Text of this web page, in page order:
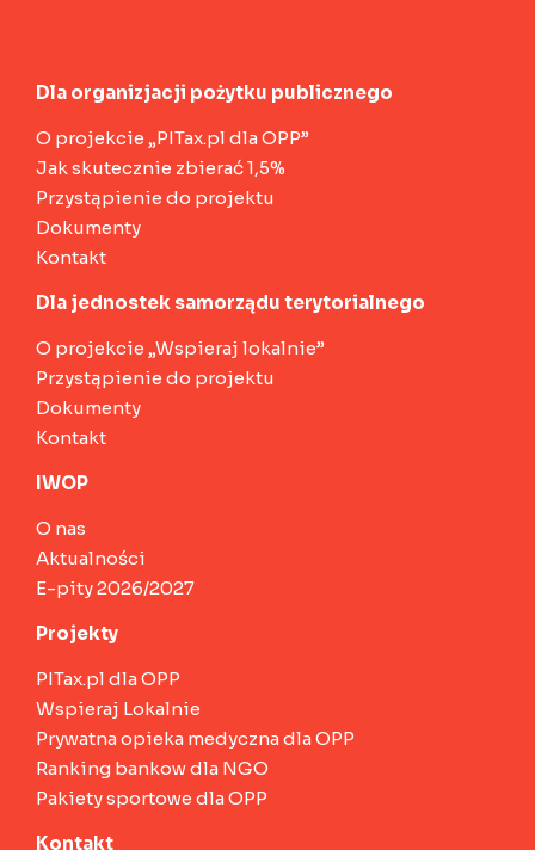
Dla organizjacji pożytku publicznego
O projekcie „PITax.pl dla OPP”
Jak skutecznie zbierać 1,5%
Przystąpienie do projektu
Dokumenty
Kontakt
Dla jednostek samorządu terytorialnego
O projekcie „Wspieraj lokalnie”
Przystąpienie do projektu
Dokumenty
Kontakt
IWOP
O nas
Aktualności
E-pity 2026/2027
Projekty
PITax.pl dla OPP
Wspieraj Lokalnie
Prywatna opieka medyczna dla OPP
Ranking bankow dla NGO
Pakiety sportowe dla OPP
Kontakt